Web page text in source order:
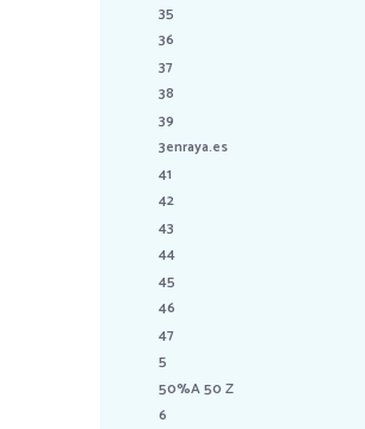
35
36
37
38
39
3enraya.es
41
42
43
44
45
46
47
5
50%A 50 Z
6